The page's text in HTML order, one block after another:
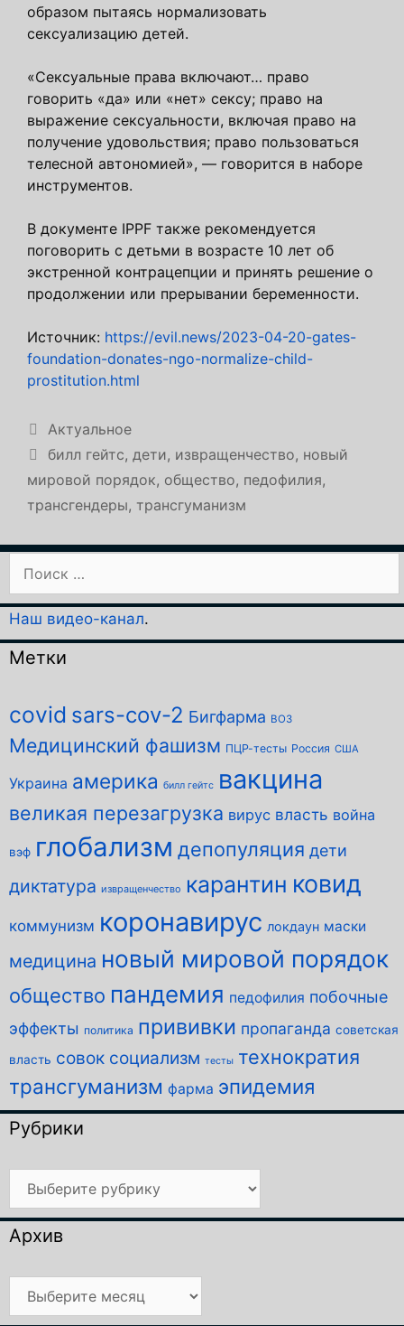
образом пытаясь нормализовать
сексуализацию детей.
«Сексуальные права включают… право
говорить «да» или «нет» сексу; право на
выражение сексуальности, включая право на
получение удовольствия; право пользоваться
телесной автономией», — говорится в наборе
инструментов.
В документе IPPF также рекомендуется
поговорить с детьми в возрасте 10 лет об
экстренной контрацепции и принять решение о
продолжении или прерывании беременности.
Источник: https://evil.news/2023-04-20-gates-
foundation-donates-ngo-normalize-child-
prostitution.html
Рубрики
Актуальное
Метки
билл гейтс, дети, извращенчество, новый
мировой порядок, общество, педофилия,
трансгендеры, трансгуманизм
Наш видео-канал.
Метки
covid sars-cov-2 Бигфарма ВОЗ
Медицинский фашизм ПЦР-тесты Россия США
Украина америка билл гейтс вакцина
великая перезагрузка вирус власть война
вэф глобализм депопуляция дети
диктатура извращенчество карантин ковид
коммунизм коронавирус локдаун маски
медицина новый мировой порядок
общество пандемия педофилия побочные
эффекты политика прививки пропаганда советская
власть совок социализм тесты технократия
трансгуманизм фарма эпидемия
Рубрики
Рубрики
Архив
Архив